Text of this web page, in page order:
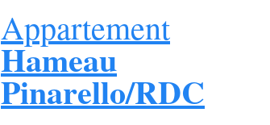
Appartement
Hameau
Pinarello/RDC